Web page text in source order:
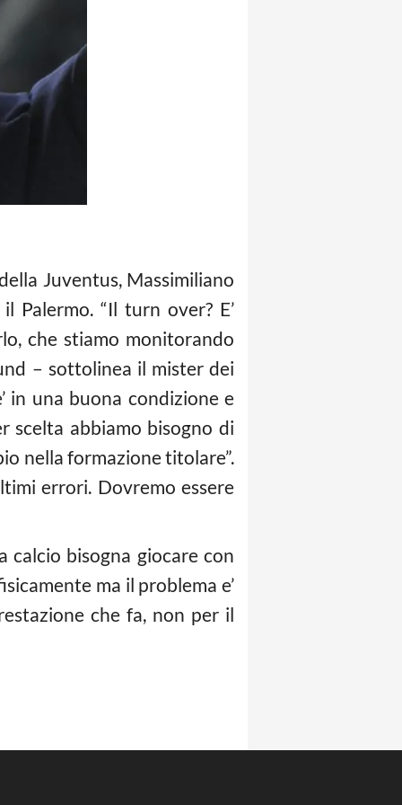
Juventus, Massimiliano
Palermo. “Il turn over? E’
che stiamo monitorando
– sottolinea il mister dei
in una buona condizione e
scelta abbiamo bisogno di
nella formazione titolare”.
errori. Dovremo essere
calcio bisogna giocare con
ma il problema e’
che fa, non per il